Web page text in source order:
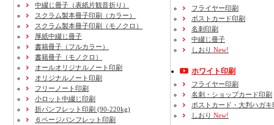
中綴じ冊子（表紙片観音折り）
スクラム製本冊子印刷
（カラー）
スクラム製本冊子印刷
（モノクロ）
厚紙中綴じ冊子
書籍冊子 （フルカラー）
書籍冊子 （モノクロ）
オールオリジナルノート印刷
オリジナルノート印刷
フリーノート印刷
小ロット中綴じ印刷
折パンフレット印刷 (90-220kg)
６ページパンフレット印刷
フライヤー印刷
ポストカード印刷
名刺印刷
中綴じ冊子
しおり New!
ホワイト印刷
フライヤー印刷
名刺・ショップカード印刷
ポストカード・大判ハガキ
しおり New!